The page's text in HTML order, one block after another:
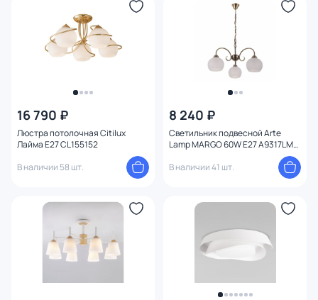
16 790 ₽
Люстра потолочная Citilux
Лайма E27 CL155152
В наличии 58 шт.
8 240 ₽
Светильник подвесной Arte
Lamp MARGO 60W E27 A9317LM-
В наличии 41 шт.
Вид рассеивателя
Количество плафонов
Оформление
Поверхность
Способ крепления